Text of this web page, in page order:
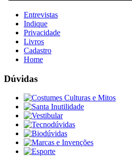
Entrevistas
Indique
Privacidade
Livros
Cadastro
Home
Dúvidas